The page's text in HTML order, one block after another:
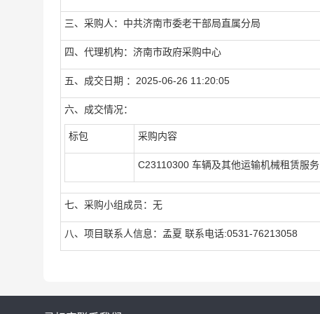
三、采购人：中共济南市委老干部局直属分局
四、代理机构：济南市政府采购中心
五、成交日期 ：2025-06-26 11:20:05
六、成交情况：
标包 采购内容
C23110300 车辆及其他运输机械租赁服务
七、采购小组成员：无
八、项目联系人信息：孟夏 联系电话:0531-76213058